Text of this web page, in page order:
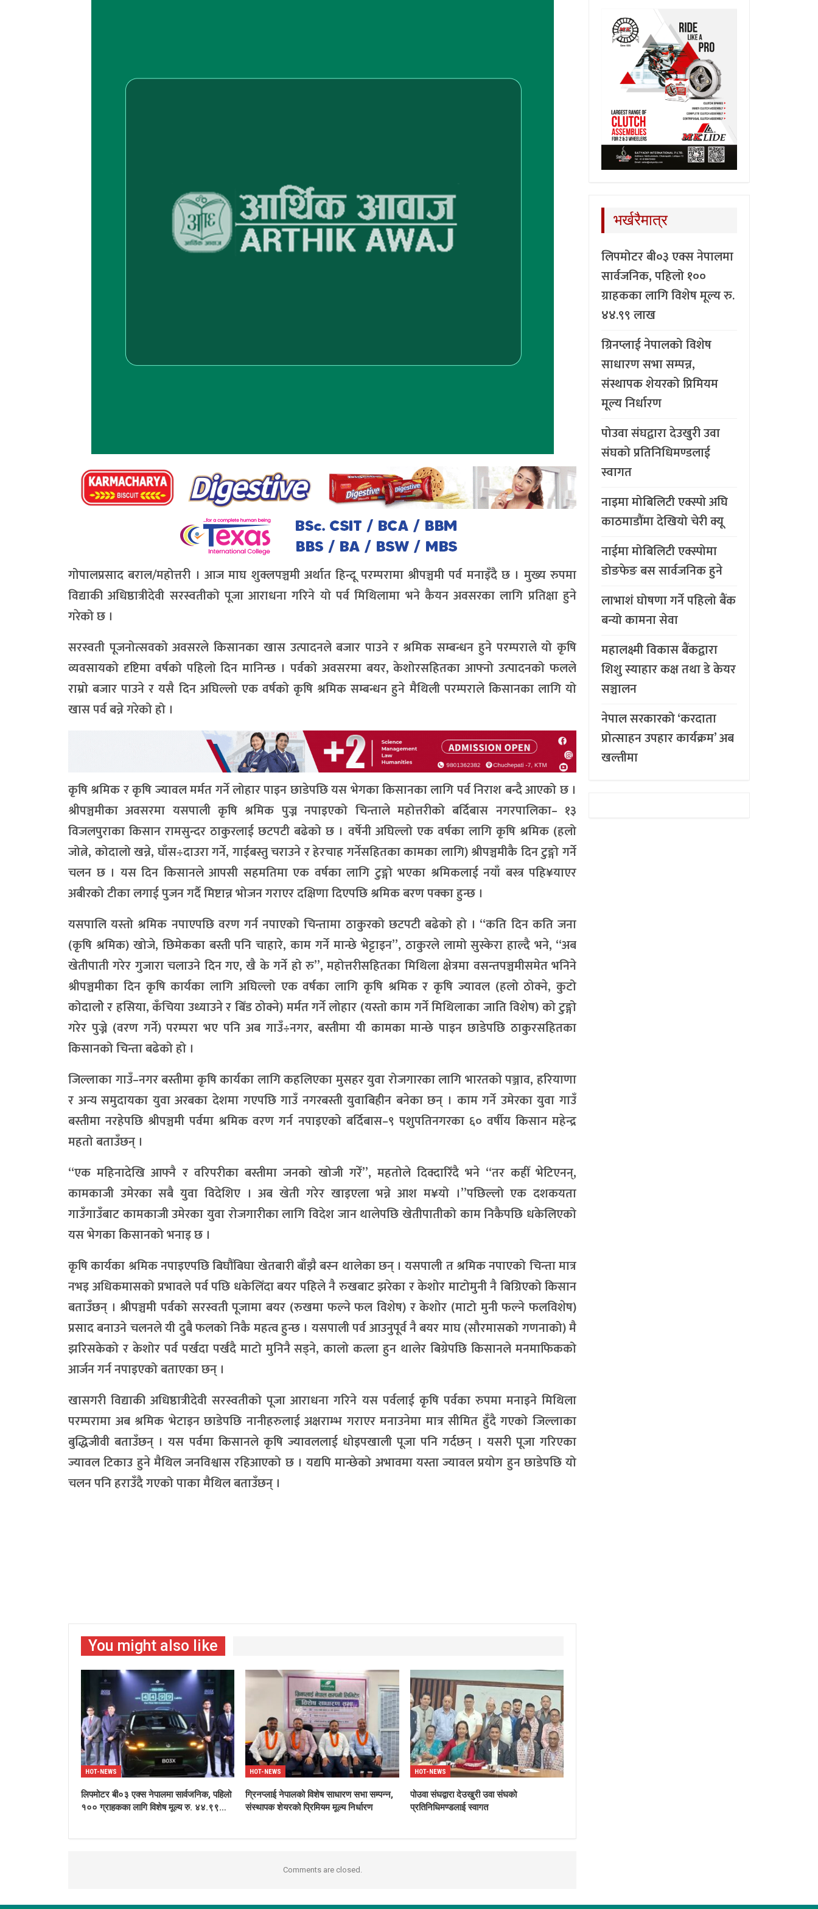
गोपालप्रसाद बराल/महोत्तरी । आज माघ शुक्लपञ्चमी अर्थात हिन्दू परम्परामा श्रीपञ्चमी पर्व मनाइँदै छ । मुख्य रुपमा
विद्याकी अधिष्ठात्रीदेवी सरस्वतीको पूजा आराधना गरिने यो पर्व मिथिलामा भने कैयन अवसरका लागि प्रतिक्षा हुने
गरेको छ ।
सरस्वती पूजनोत्सवको अवसरले किसानका खास उत्पादनले बजार पाउने र श्रमिक सम्बन्धन हुने परम्पराले यो कृषि
व्यवसायको दृष्टिमा वर्षको पहिलो दिन मानिन्छ । पर्वको अवसरमा बयर, केशोरसहितका आफ्नो उत्पादनको फलले
राम्रो बजार पाउने र यसै दिन अघिल्लो एक वर्षको कृषि श्रमिक सम्बन्धन हुने मैथिली परम्पराले किसानका लागि यो
खास पर्व बन्ने गरेको हो ।
कृषि श्रमिक र कृषि ज्यावल मर्मत गर्ने लोहार पाइन छाडेपछि यस भेगका किसानका लागि पर्व निराश बन्दै आएको छ ।
श्रीपञ्चमीका अवसरमा यसपाली कृषि श्रमिक पुज्न नपाइएको चिन्ताले महोत्तरीको बर्दिबास नगरपालिका– १३
विजलपुराका किसान रामसुन्दर ठाकुरलाई छटपटी बढेको छ । वर्षेनी अघिल्लो एक वर्षका लागि कृषि श्रमिक (हलो
जोत्ने, कोदालो खन्ने, घाँस÷दाउरा गर्ने, गाईबस्तु चराउने र हेरचाह गर्नेसहितका कामका लागि) श्रीपञ्चमीकै दिन टुङ्गो गर्ने
चलन छ । यस दिन किसानले आपसी सहमतिमा एक वर्षका लागि टुङ्गो भएका श्रमिकलाई नयाँ बस्त्र पहि¥याएर
अबीरको टीका लगाई पुजन गर्दै मिष्टान्न भोजन गराएर दक्षिणा दिएपछि श्रमिक बरण पक्का हुन्छ ।
यसपालि यस्तो श्रमिक नपाएपछि वरण गर्न नपाएको चिन्तामा ठाकुरको छटपटी बढेको हो । “कति दिन कति जना
(कृषि श्रमिक) खोजे, छिमेकका बस्ती पनि चाहारे, काम गर्ने मान्छे भेट्टाइन”, ठाकुरले लामो सुस्केरा हाल्दै भने, “अब
खेतीपाती गरेर गुजारा चलाउने दिन गए, खै के गर्ने हो रु”, महोत्तरीसहितका मिथिला क्षेत्रमा वसन्तपञ्चमीसमेत भनिने
श्रीपञ्चमीका दिन कृषि कार्यका लागि अघिल्लो एक वर्षका लागि कृषि श्रमिक र कृषि ज्यावल (हलो ठोक्ने, कुटो
कोदालोे र हसिया, कँचिया उध्याउने र बिँड ठोक्ने) मर्मत गर्ने लोहार (यस्तो काम गर्ने मिथिलाका जाति विशेष) को टुङ्गो
गरेर पुज्ने (वरण गर्ने) परम्परा भए पनि अब गाउँ÷नगर, बस्तीमा यी कामका मान्छे पाइन छाडेपछि ठाकुरसहितका
किसानको चिन्ता बढेको हो ।
जिल्लाका गाउँ–नगर बस्तीमा कृषि कार्यका लागि कहलिएका मुसहर युवा रोजगारका लागि भारतको पञ्जाव, हरियाणा
र अन्य समुदायका युवा अरबका देशमा गएपछि गाउँ नगरबस्ती युवाबिहीन बनेका छन् । काम गर्ने उमेरका युवा गाउँ
बस्तीमा नरहेपछि श्रीपञ्चमी पर्वमा श्रमिक वरण गर्न नपाइएको बर्दिबास–९ पशुपतिनगरका ६० वर्षीय किसान महेन्द्र
महतो बताउँछन् ।
“एक महिनादेखि आफ्नै र वरिपरीका बस्तीमा जनको खोजी गरेँ”, महतोले दिक्दारिँदै भने “तर कहीँ भेटिएनन्,
कामकाजी उमेरका सबै युवा विदेशिए । अब खेती गरेर खाइएला भन्ने आश म¥यो ।”पछिल्लो एक दशकयता
गाउँगाउँबाट कामकाजी उमेरका युवा रोजगारीका लागि विदेश जान थालेपछि खेतीपातीको काम निकैपछि धकेलिएको
यस भेगका किसानको भनाइ छ ।
कृषि कार्यका श्रमिक नपाइएपछि बिघौंबिघा खेतबारी बाँझै बस्न थालेका छन् । यसपाली त श्रमिक नपाएको चिन्ता मात्र
नभइ अधिकमासको प्रभावले पर्व पछि धकेलिँदा बयर पहिले नै रुखबाट झरेका र केशोर माटोमुनी नै बिग्रिएको किसान
बताउँछन् । श्रीपञ्चमी पर्वको सरस्वती पूजामा बयर (रुखमा फल्ने फल विशेष) र केशोर (माटो मुनी फल्ने फलविशेष)
प्रसाद बनाउने चलनले यी दुबै फलको निकै महत्व हुन्छ । यसपाली पर्व आउनुपूर्व नै बयर माघ (सौरमासको गणनाको) मै
झरिसकेको र केशोर पर्व पर्खदा पर्खदै माटो मुनिनै सड्ने, कालो कत्ला हुन थालेर बिग्रेपछि किसानले मनमाफिकको
आर्जन गर्न नपाइएको बताएका छन् ।
खासगरी विद्याकी अधिष्ठात्रीदेवी सरस्वतीको पूजा आराधना गरिने यस पर्वलाई कृषि पर्वका रुपमा मनाइने मिथिला
परम्परामा अब श्रमिक भेटाइन छाडेपछि नानीहरुलाई अक्षराम्भ गराएर मनाउनेमा मात्र सीमित हुँदै गएको जिल्लाका
बुद्धिजीवी बताउँछन् । यस पर्वमा किसानले कृषि ज्यावललाई धोइपखाली पूजा पनि गर्दछन् । यसरी पूजा गरिएका
ज्यावल टिकाउ हुने मैथिल जनविश्वास रहिआएको छ । यद्यपि मान्छेको अभावमा यस्ता ज्यावल प्रयोग हुन छाडेपछि यो
चलन पनि हराउँदै गएको पाका मैथिल बताउँछन् ।
You might also like
HOT-NEWS
लिपमोटर बी०३ एक्स नेपालमा सार्वजनिक, पहिलो
१०० ग्राहकका लागि विशेष मूल्य रु. ४४.९९…
HOT-NEWS
ग्रिनप्लाई नेपालको विशेष साधारण सभा सम्पन्न,
संस्थापक शेयरको प्रिमियम मूल्य निर्धारण
HOT-NEWS
पोउवा संघद्वारा देउखुरी उवा संघको
प्रतिनिधिमण्डलाई स्वागत
Comments are closed.
भर्खरैमात्र
लिपमोटर बी०३ एक्स नेपालमा
सार्वजनिक, पहिलो १००
ग्राहकका लागि विशेष मूल्य रु.
४४.९९ लाख
ग्रिनप्लाई नेपालको विशेष
साधारण सभा सम्पन्न,
संस्थापक शेयरको प्रिमियम
मूल्य निर्धारण
पोउवा संघद्वारा देउखुरी उवा
संघको प्रतिनिधिमण्डलाई
स्वागत
नाइमा मोबिलिटी एक्स्पो अघि
काठमाडौंमा देखियो चेरी क्यू
नाईमा मोबिलिटी एक्स्पोमा
डोङफेङ बस सार्वजनिक हुने
लाभाशं घोषणा गर्ने पहिलो बैंक
बन्यो कामना सेवा
महालक्ष्मी विकास बैंकद्वारा
शिशु स्याहार कक्ष तथा डे केयर
सञ्चालन
नेपाल सरकारको ‘करदाता
प्रोत्साहन उपहार कार्यक्रम’ अब
खल्तीमा